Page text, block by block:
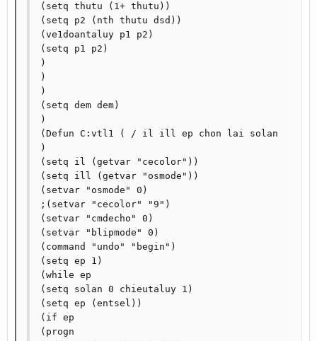
(setq thutu (1+ thutu))
(setq p2 (nth thutu dsd))
(ve1doantaluy p1 p2)
(setq p1 p2)
)
)
)
(setq dem dem)
)
(Defun C:vtl1 ( / il ill ep chon lai solan
)
(setq il (getvar "cecolor"))
(setq ill (getvar "osmode"))
(setvar "osmode" 0)
;(setvar "cecolor" "9")
(setvar "cmdecho" 0)
(setvar "blipmode" 0)
(command "undo" "begin")
(setq ep 1)
(while ep
(setq solan 0 chieutaluy 1)
(setq ep (entsel))
(if ep
(progn